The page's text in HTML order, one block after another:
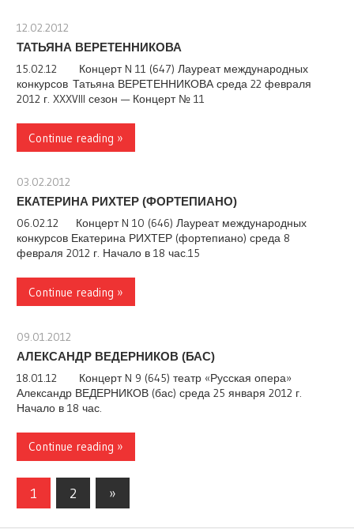
12.02.2012
ТАТЬЯНА ВЕРЕТЕННИКОВА
15.02.12 Концерт N 11 (647) Лауреат международных
конкурсов Татьяна ВЕРЕТЕННИКОВА среда 22 февраля
2012 г. XXXVIII сезон — Концерт № 11
Continue reading »
03.02.2012
ЕКАТЕРИНА РИХТЕР (ФОРТЕПИАНО)
06.02.12 Концерт N 10 (646) Лауреат международных
конкурсов Екатерина РИХТЕР (фортепиано) среда 8
февраля 2012 г. Начало в 18 час.15
Continue reading »
09.01.2012
АЛЕКСАНДР ВЕДЕРНИКОВ (БАС)
18.01.12 Концерт N 9 (645) театр «Русская опера»
Александр ВЕДЕРНИКОВ (бас) среда 25 января 2012 г.
Начало в 18 час.
Continue reading »
Навигация
по
1 2
Следующие
записи
»